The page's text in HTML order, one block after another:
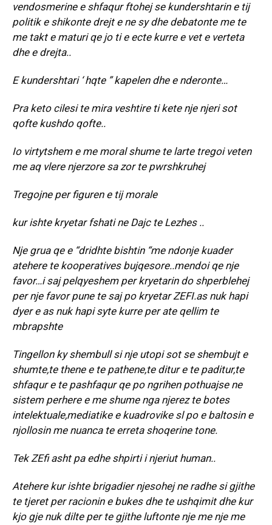
vendosmerine e shfaqur ftohej se kundershtarin e tij
politik e shikonte drejt e ne sy dhe debatonte me te
me takt e maturi qe jo ti e ecte kurre e vet e verteta
dhe e drejta..
E kundershtari ‘ hqte ” kapelen dhe e nderonte…
Pra keto cilesi te mira veshtire ti kete nje njeri sot
qofte kushdo qofte..
Io virtytshem e me moral shume te larte tregoi veten
me aq vlere njerzore sa zor te pwrshkruhej
Tregojne per figuren e tij morale
kur ishte kryetar fshati ne Dajc te Lezhes ..
Nje grua qe e “dridhte bishtin “me ndonje kuader
atehere te kooperatives bujqesore..mendoi qe nje
favor…i saj pelqyeshem per kryetarin do shperblehej
per nje favor pune te saj po kryetar ZEFI.as nuk hapi
dyer e as nuk hapi syte kurre per ate qellim te
mbrapshte
Tingellon ky shembull si nje utopi sot se shembujt e
shumte,te thene e te pathene,te ditur e te paditur,te
shfaqur e te pashfaqur qe po ngrihen pothuajse ne
sistem perhere e me shume nga njerez te botes
intelektuale,mediatike e kuadrovike sl po e baltosin e
njollosin me nuanca te erreta shoqerine tone.
Tek ZEfi asht pa edhe shpirti i njeriut human..
Atehere kur ishte brigadier njesohej ne radhe si gjithe
te tjeret per racionin e bukes dhe te ushqimit dhe kur
kjo gje nuk dilte per te gjithe luftonte nje me nje me